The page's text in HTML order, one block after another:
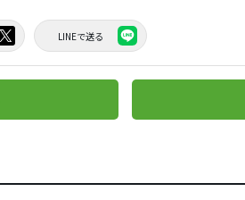
LINEで送る